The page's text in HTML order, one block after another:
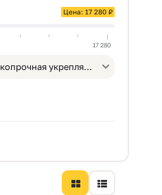
Цена: 17 280 ₽
17 280
Высокопрочная укрепляющая штукатурка